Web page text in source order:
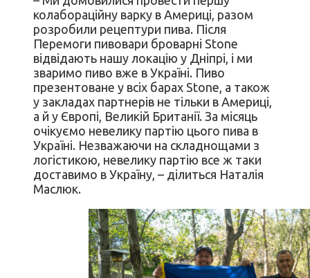
колабораційну варку в Америці, разом
розробили рецептури пива. Після
Перемоги пивовари броварні Stone
відвідають нашу локацію у Дніпрі, і ми
зваримо пиво вже в Україні. Пиво
презентоване у всіх барах Stone, а також
у закладах партнерів не тільки в Америці,
а й у Європі, Великій Британії. За місяць
очікуємо невелику партію цього пива в
Україні. Незважаючи на складнощами з
логістикою, невелику партію все ж таки
доставимо в Україну, – ділиться Наталія
Маслюк.